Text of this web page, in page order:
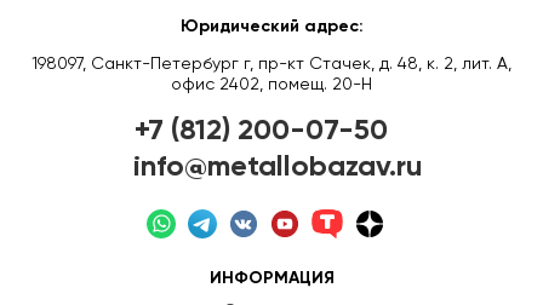
Юридический адрес:
198097, Санкт-Петербург г, пр-кт Стачек, д. 48, к. 2, лит. А,
офис 2402, помещ. 20-Н
+7 (812) 200-07-50
info@metallobazav.ru
ИНФОРМАЦИЯ